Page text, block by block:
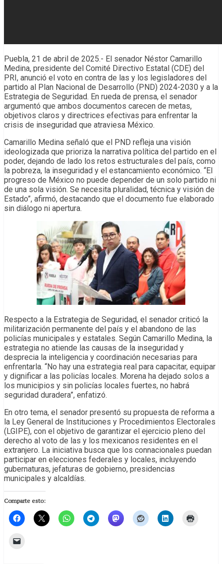
Puebla, 21 de abril de 2025.- El senador Néstor Camarillo
Medina, presidente del Comité Directivo Estatal (CDE) del
PRI, anunció el voto en contra de las y los legisladores del
partido al Plan Nacional de Desarrollo (PND) 2024-2030 y a la
Estrategia de Seguridad. En rueda de prensa, el senador
argumentó que ambos documentos carecen de metas,
objetivos claros y directrices efectivas para enfrentar la
crisis de inseguridad que atraviesa México.
Camarillo Medina señaló que el PND refleja una visión
ideologizada que prioriza la narrativa política del partido en el
poder, dejando de lado los retos estructurales del país, como
la pobreza, la inseguridad y el estancamiento económico. “El
progreso de México no puede depender de un solo partido ni
de una sola visión. Se necesita pluralidad, técnica y visión de
Estado”, afirmó, destacando que el documento fue elaborado
sin diálogo ni apertura.
Respecto a la Estrategia de Seguridad, el senador criticó la
militarización permanente del país y el abandono de las
policías municipales y estatales. Según Camarillo Medina, la
estrategia no atiende las causas de la inseguridad y
desprecia la inteligencia y coordinación necesarias para
enfrentarla. “No hay una estrategia real para capacitar, equipar
y dignificar a las policías locales. Morena ha dejado solos a
los municipios y sin policías locales fuertes, no habrá
seguridad duradera”, enfatizó.
En otro tema, el senador presentó su propuesta de reforma a
la Ley General de Instituciones y Procedimientos Electorales
(LGIPE), con el objetivo de garantizar el ejercicio pleno del
derecho al voto de las y los mexicanos residentes en el
extranjero. La iniciativa busca que los connacionales puedan
participar en elecciones federales y locales, incluyendo
gubernaturas, jefaturas de gobierno, presidencias
municipales y alcaldías.
Comparte esto: